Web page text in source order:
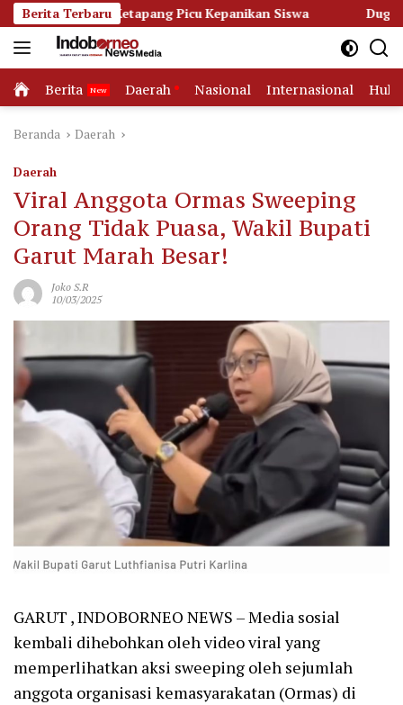
Langsung
ke
konten
Berita Terbaru
3 Ketapang Picu Kepanikan Siswa Dugaan Korupsi
Home
Berita Daerah Nasional Internasional
Beranda Daerah
Daerah
Viral Anggota Ormas Sweeping
Orang Tidak Puasa, Wakil Bupati
Garut Marah Besar!
Joko S.R
10/03/2025
GARUT , INDOBORNEO NEWS – Media sosial
kembali dihebohkan oleh video viral yang
memperlihatkan aksi sweeping oleh sejumlah
anggota organisasi kemasyarakatan (Ormas) di